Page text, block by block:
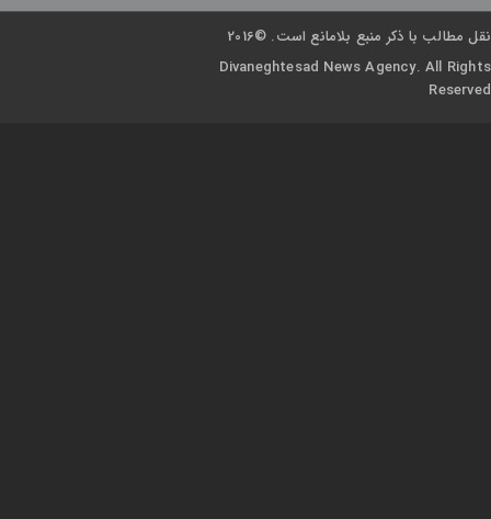
نقل مطالب با ذکر منبع بلامانع است. ©2016
Divaneghtesad News Agency. All Rights
Reserved